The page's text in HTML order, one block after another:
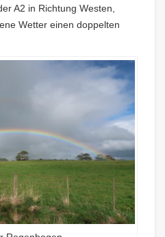
A2 in Richtung Westen,
Wetter einen doppelten